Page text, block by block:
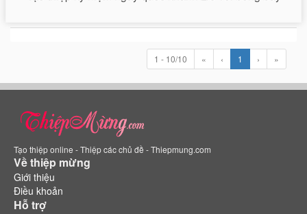
1 - 10/10 « ‹ 1 › »
Tạo thiệp online - Thiệp các chủ đề - Thiepmung.com
Về thiệp mừng
Giới thiệu
Điều khoản
Hỗ trợ